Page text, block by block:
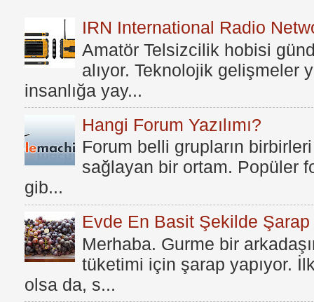
IRN International Radio
Amatör Telsizcilik hobisi
alıyor. Teknolojik gelişmeler
insanlığa yay...
Hangi Forum Yazılımı?
Forum belli grupların
sağlayan bir ortam. Popüler
gib...
Evde En Basit Şekilde Şarap
Merhaba. Gurme bir
tüketimi için şarap yapıyor.
olsa da, s...